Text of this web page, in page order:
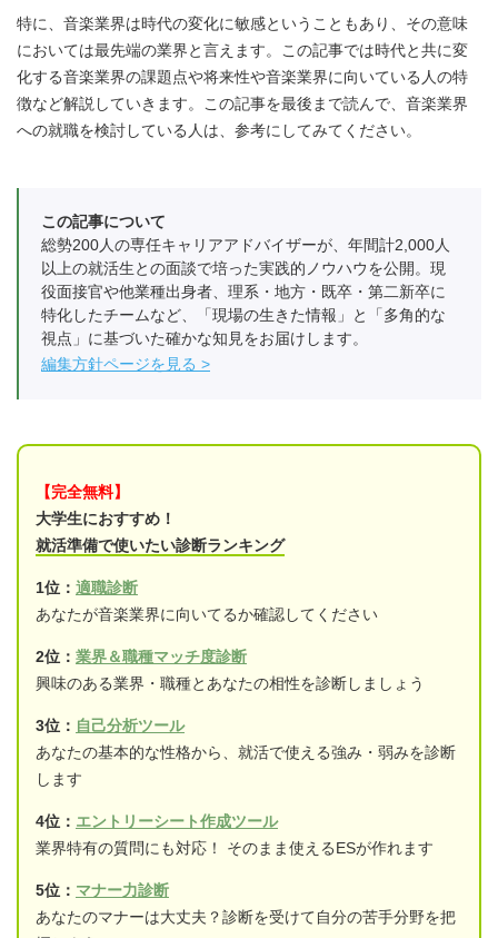
特に、音楽業界は時代の変化に敏感ということもあり、その意味
においては最先端の業界と言えます。この記事では時代と共に変
化する音楽業界の課題点や将来性や音楽業界に向いている人の特
徴など解説していきます。この記事を最後まで読んで、音楽業界
への就職を検討している人は、参考にしてみてください。
この記事について
総勢200人の専任キャリアアドバイザーが、年間計2,000人
以上の就活生との面談で培った実践的ノウハウを公開。現
役面接官や他業種出身者、理系・地方・既卒・第二新卒に
特化したチームなど、「現場の生きた情報」と「多角的な
視点」に基づいた確かな知見をお届けします。
編集方針ページを見る
【完全無料】
大学生におすすめ！
就活準備で使いたい診断ランキング
1位： 適職診断
あなたが音楽業界に向いてるか確認してください
2位： 業界＆職種マッチ度診断
興味のある業界・職種とあなたの相性を診断しましょう
3位： 自己分析ツール
あなたの基本的な性格から、就活で使える強み・弱みを診断
します
4位： エントリーシート作成ツール
業界特有の質問にも対応！ そのまま使えるESが作れます
5位： マナー力診断
あなたのマナーは大丈夫？診断を受けて自分の苦手分野を把